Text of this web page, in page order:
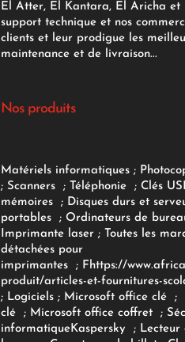
El Atter, El Kantara, El Aricha
support technique et nos
clients et leur prodigue les
maintenance et de livraison...
Nos produits
Matériels informatiques;
; Scanners ; Téléphonie ; Clés
mémoires
; Disques durs et
portables
; Ordinateurs de
Imprimante laser; Toutes les
détachées pour
imprimantes
; Fhttps://
produit/articles-et-fournitures-
; Logiciels ; Microsoft office clé ;
clé; Microsoft office coffret ;
informatiqueKaspersky ; Lecteur